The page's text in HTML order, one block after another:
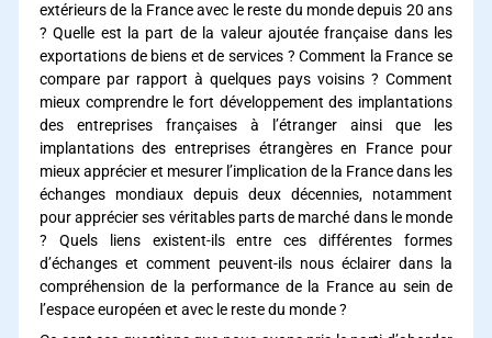
extérieurs de la France avec le reste du monde depuis 20 ans
? Quelle est la part de la valeur ajoutée française dans les
exportations de biens et de services ? Comment la France se
compare par rapport à quelques pays voisins ? Comment
mieux comprendre le fort développement des implantations
des entreprises françaises à l’étranger ainsi que les
implantations des entreprises étrangères en France pour
mieux apprécier et mesurer l’implication de la France dans les
échanges mondiaux depuis deux décennies, notamment
pour apprécier ses véritables parts de marché dans le monde
? Quels liens existent-ils entre ces différentes formes
d’échanges et comment peuvent-ils nous éclairer dans la
compréhension de la performance de la France au sein de
l’espace européen et avec le reste du monde ?